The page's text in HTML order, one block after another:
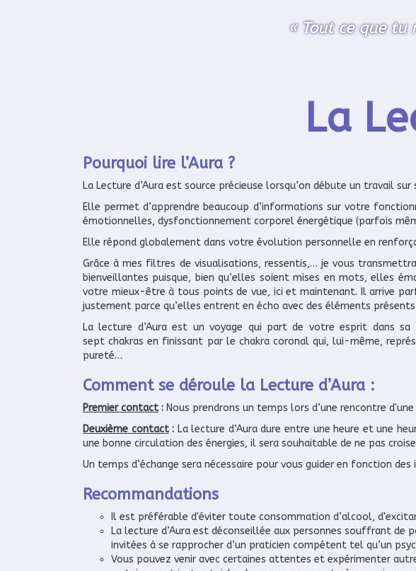
« Tout ce que tu
La
Pourquoi lire l’Aura ?
La Lecture d’Aura est source précieuse lorsqu’on débute un travail
Elle permet d’apprendre beaucoup d’informations sur votre
émotionnelles, dysfonctionnement corporel énergétique (parfois
Elle répond globalement dans votre évolution personnelle en
Grâce à mes filtres de visualisations, ressentis,… je vous
bienveillantes puisque, bien qu’elles soient mises en mots, elles
votre mieux-être à tous points de vue, ici et maintenant. Il arrive
justement parce qu’elles entrent en écho avec des éléments
La lecture d’Aura est un voyage qui part de votre esprit dans
sept chakras en finissant par le chakra coronal qui, lui-même,
pureté…
Comment se déroule la Lecture d’Aura :
Premier contact: Nous prendrons un temps lors d’une rencontre
Deuxième contact: La lecture d’Aura dure entre une heure et une
une bonne circulation des énergies, il sera souhaitable de ne pas
Un temps d’échange sera nécessaire pour vous guider en fonction
Recommandations
Il est préférable d'éviter toute consommation d’alcool,
La lecture d’Aura est déconseillée aux personnes souffrant
invitées à se rapprocher d’un praticien compétent tel qu’un
Vous pouvez venir avec certaines attentes et expérimenter